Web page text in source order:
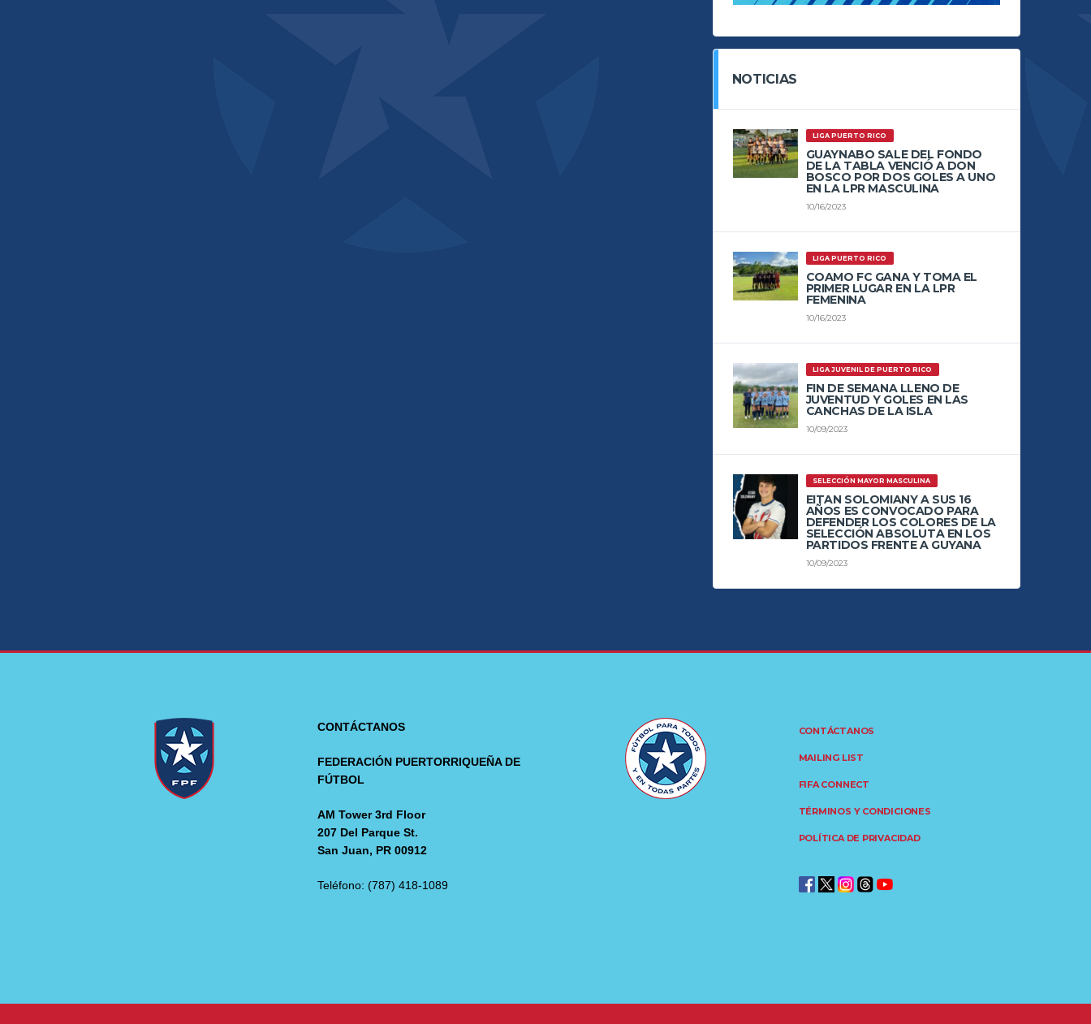
NOTICIAS
LIGA PUERTO RICO
GUAYNABO SALE DEL FONDO
DE LA TABLA VENCIÓ A DON
BOSCO POR DOS GOLES A UNO
EN LA LPR MASCULINA
10/16/2023
LIGA PUERTO RICO
COAMO FC GANA Y TOMA EL
PRIMER LUGAR EN LA LPR
FEMENINA
10/16/2023
LIGA JUVENIL DE PUERTO RICO
FIN DE SEMANA LLENO DE
JUVENTUD Y GOLES EN LAS
CANCHAS DE LA ISLA
10/09/2023
SELECCIÓN MAYOR MASCULINA
EITAN SOLOMIANY A SUS 16
AÑOS ES CONVOCADO PARA
DEFENDER LOS COLORES DE LA
SELECCIÓN ABSOLUTA EN LOS
PARTIDOS FRENTE A GUYANA
10/09/2023
CONTÁCTANOS
FEDERACIÓN PUERTORRIQUEÑA DE
FÚTBOL
AM Tower 3rd Floor
207 Del Parque St.
San Juan, PR 00912
Teléfono: (787) 418-1089
CONTÁCTANOS
MAILING LIST
FIFA CONNECT
TÉRMINOS Y CONDICIONES
POLÍTICA DE PRIVACIDAD